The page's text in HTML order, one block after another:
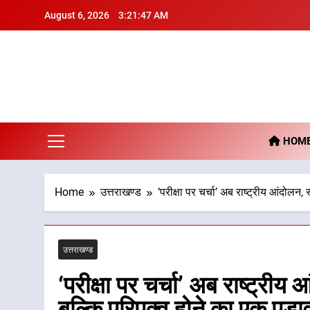
August 6, 2026 3:21:48 AM
Home उत्तराखण्ड ‘परीक्षा पर चर्चा’ अब राष्ट्रीय
उत्तराखण्ड
‘परीक्षा पर चर्चा’ अब